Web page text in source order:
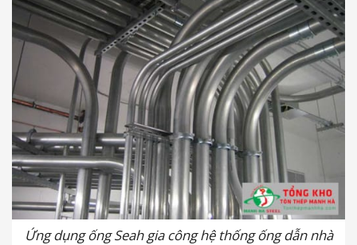
Ứng dụng ống Seah gia công hệ thống ống dẫn nhà